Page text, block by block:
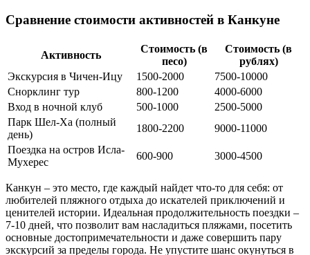
Сравнение стоимости активностей в Канкуне
Активность
Стоимость (в
песо)
Стоимость (в
рублях)
Экскурсия в Чичен-Ицу
1500-2000
7500-10000
Снорклинг тур
800-1200
4000-6000
Вход в ночной клуб
500-1000
2500-5000
Парк Шел-Ха (полный
день)
1800-2200
9000-11000
Поездка на остров Исла-
Мухерес
600-900 3000-4500
Канкун – это место, где каждый найдет что-то для себя: от
любителей пляжного отдыха до искателей приключений и
ценителей истории. Идеальная продолжительность поездки –
7-10 дней, что позволит вам насладиться пляжами, посетить
основные достопримечательности и даже совершить пару
экскурсий за пределы города. Не упустите шанс окунуться в